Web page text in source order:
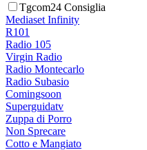
Tgcom24 Consiglia
Mediaset Infinity
R101
Radio 105
Virgin Radio
Radio Montecarlo
Radio Subasio
Comingsoon
Superguidatv
Zuppa di Porro
Non Sprecare
Cotto e Mangiato